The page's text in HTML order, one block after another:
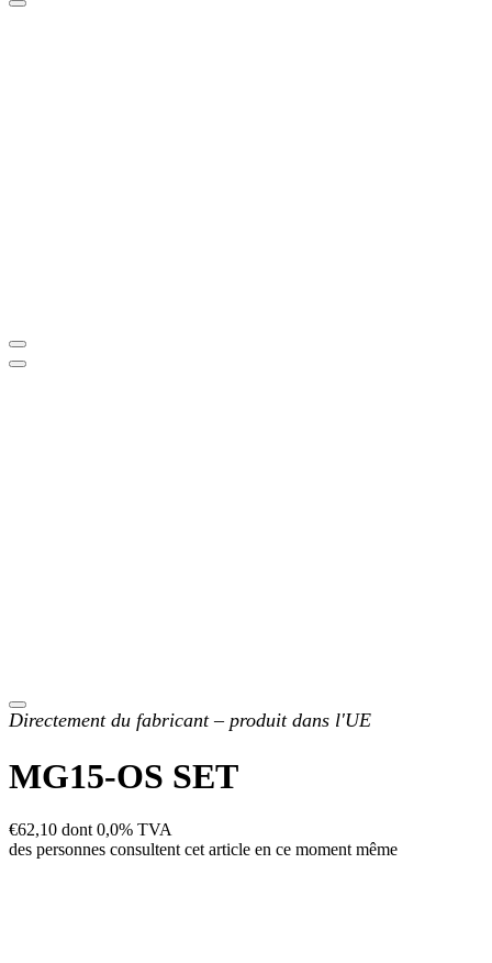
Directement du fabricant – produit dans l'UE
MG15-OS SET
€62,10 dont 0,0% TVA
des personnes consultent cet article en ce moment même